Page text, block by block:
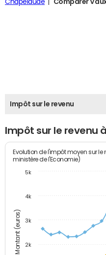
Chapelaude
Comparer
Impôt sur le revenu
Impôt sur le revenu
Montant (euros)
Evolution de l'impôt moyen sur le
ministère de l'Economie)
2k
3k
4k
5k